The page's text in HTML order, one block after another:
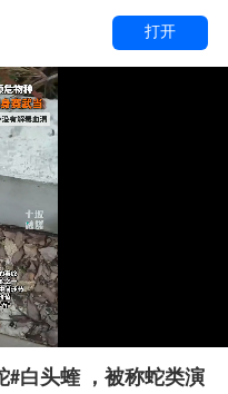
打开
#白头蝰 ，被称蛇类演